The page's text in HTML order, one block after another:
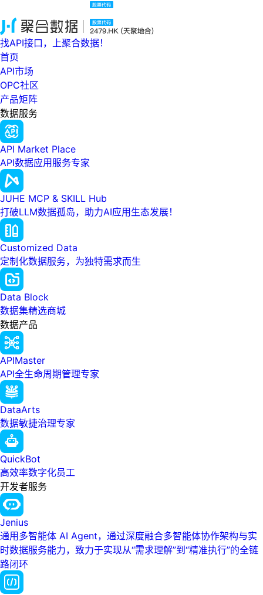
找API接口，上聚合数据！
首页
API市场
OPC社区
产品矩阵
数据服务
API Market Place
API数据应用服务专家
JUHE MCP & SKILL Hub
打破LLM数据孤岛，助力AI应用生态发展！
Customized Data
定制化数据服务，为独特需求而生
Data Block
数据集精选商城
数据产品
APIMaster
API全生命周期管理专家
DataArts
数据敏捷治理专家
QuickBot
高效率数字化员工
开发者服务
Jenius
通用多智能体 AI Agent，通过深度融合多智能体协作架构与实
时数据服务能力，致力于实现从“需求理解”到“精准执行”的全链
路闭环